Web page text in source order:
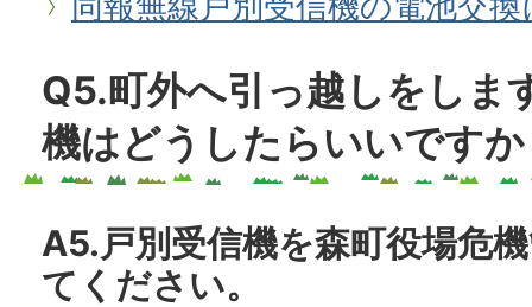
Q5.町外へ引っ越しをしま
機はどうしたらいいです
A5.戸別受信機を森町役場危
てください。